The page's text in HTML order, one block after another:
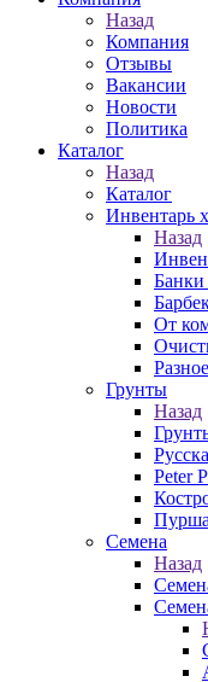
Назад
Компания
Отзывы
Вакансии
Новости
Политика
Каталог
Назад
Каталог
Инвентарь
Назад
От
Разное
Грунты
Назад
Peter
Семена
Назад